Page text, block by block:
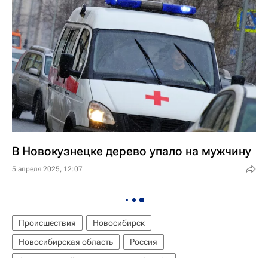
В Новокузнецке дерево упало на мужчину
5 апреля 2025, 12:07
Происшествия
Новосибирск
Новосибирская область
Россия